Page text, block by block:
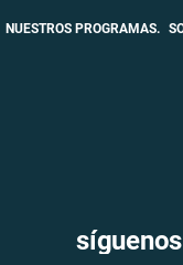
NUESTROS PROGRAMAS.
síguenos